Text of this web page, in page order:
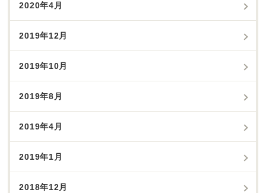
2020年4月
2019年12月
2019年10月
2019年8月
2019年4月
2019年1月
2018年12月